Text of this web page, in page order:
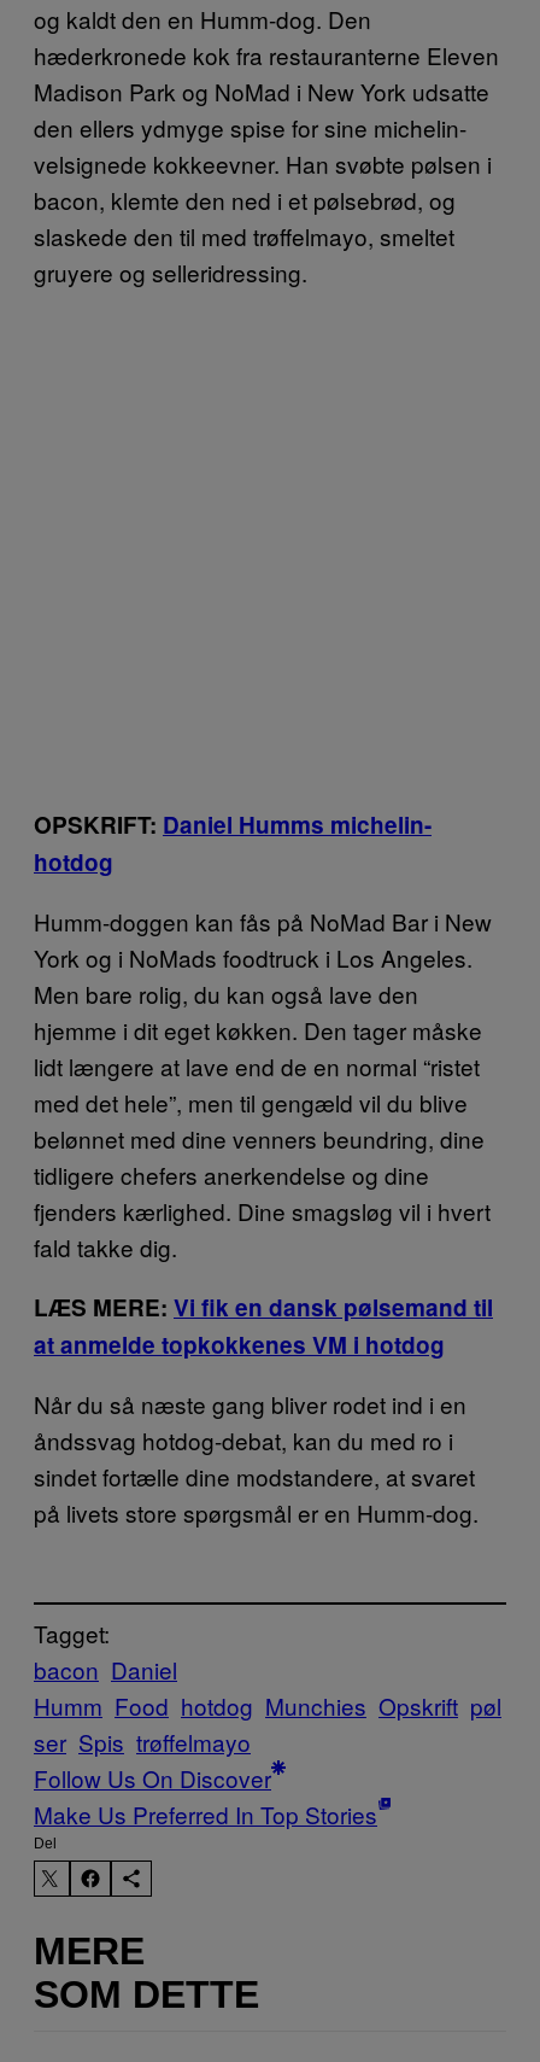
og kaldt den en Humm-dog. Den
hæderkronede kok fra restauranterne Eleven
Madison Park og NoMad i New York udsatte
den ellers ydmyge spise for sine michelin-
velsignede kokkeevner. Han svøbte pølsen i
bacon, klemte den ned i et pølsebrød, og
slaskede den til med trøffelmayo, smeltet
gruyere og selleridressing.
OPSKRIFT: Daniel Humms michelin-
hotdog
Humm-doggen kan fås på NoMad Bar i New
York og i NoMads foodtruck i Los Angeles.
Men bare rolig, du kan også lave den
hjemme i dit eget køkken. Den tager måske
lidt længere at lave end de en normal “ristet
med det hele”, men til gengæld vil du blive
belønnet med dine venners beundring, dine
tidligere chefers anerkendelse og dine
fjenders kærlighed. Dine smagsløg vil i hvert
fald takke dig.
LÆS MERE: Vi fik en dansk pølsemand til
at anmelde topkokkenes VM i hotdog
Når du så næste gang bliver rodet ind i en
åndssvag hotdog-debat, kan du med ro i
sindet fortælle dine modstandere, at svaret
på livets store spørgsmål er en Humm-dog.
Tagget:
bacon Daniel
Humm Food hotdog Munchies Opskrift pøl
ser Spis trøffelmayo
Follow Us On Discover
Make Us Preferred In Top Stories
Del
MERE
SOM DETTE